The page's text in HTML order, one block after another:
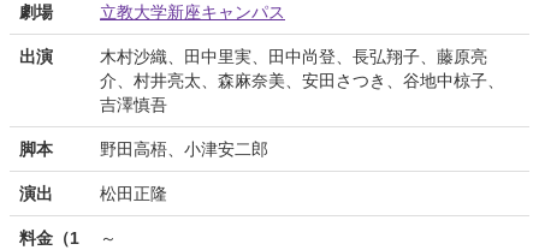
劇場 立教大学新座キャンパス
出演
木村沙織、田中里実、田中尚登、長弘翔子、藤原亮
介、村井亮太、森麻奈美、安田さつき、谷地中椋子、
吉澤慎吾
脚本 野田高梧、小津安二郎
演出 松田正隆
料金（1
～